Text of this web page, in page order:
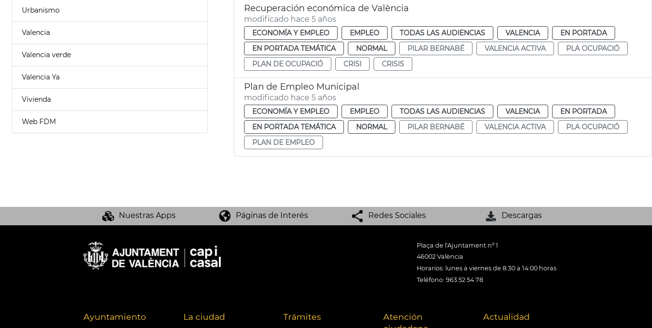
Urbanismo
Valencia
Valencia verde
Valencia Ya
Vivienda
Web FDM
Recuperación económica de València
modificado hace 5 años
ECONOMÍA Y EMPLEO EMPLEO TODAS LAS AUDIENCIAS VALENCIA
EN PORTADA
EN PORTADA TEMÁTICA
NORMAL PILAR BERNABÉ VALENCIA ACTIVA
PLA OCUPACIÓ
PLAN DE OCUPACIÓ
CRISI CRISIS
Plan de Empleo Municipal
modificado hace 5 años
ECONOMÍA Y EMPLEO EMPLEO TODAS LAS AUDIENCIAS VALENCIA
EN PORTADA
EN PORTADA TEMÁTICA
NORMAL PILAR BERNABÉ VALENCIA ACTIVA
PLA OCUPACIÓ
PLAN DE EMPLEO
Nuestras Apps Páginas de Interés Redes Sociales Descargas
Plaça de l'Ajuntament nº 1
46002 València
Horarios: lunes a viernes de 8:30 a 14:00 horas
Teléfono: 963 52 54 78
Ayuntamiento La ciudad Trámites
Atención
Actualidad